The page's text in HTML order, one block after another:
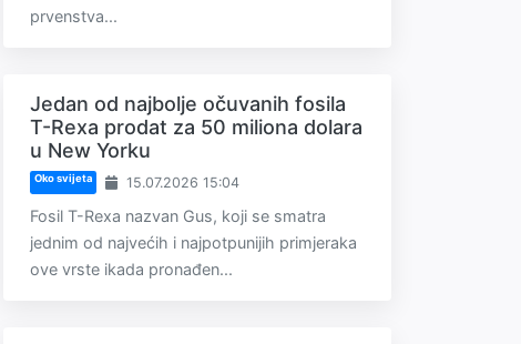
prvenstva...
Jedan od najbolje očuvanih fosila
T-Rexa prodat za 50 miliona dolara
u New Yorku
Oko svijeta 15.07.2026 15:04
Fosil T-Rexa nazvan Gus, koji se smatra
jednim od najvećih i najpotpunijih primjeraka
ove vrste ikada pronađen...